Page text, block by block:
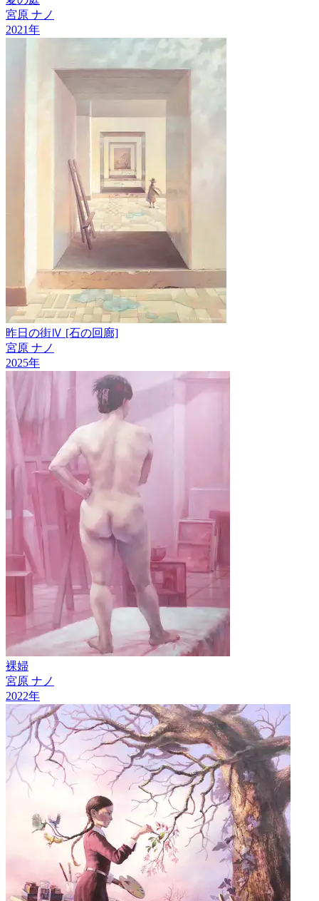
宮原 ナノ
2021年
昨日の街Ⅳ [石の回廊]
宮原 ナノ
2025年
裸婦
宮原 ナノ
2022年